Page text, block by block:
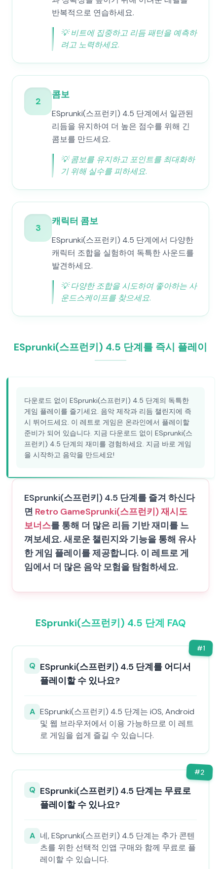
반복적으로 연습하세요.
💡비트에 집중하고 리듬 패턴을 예측하
려고 노력하세요.
2
콤보
ESprunki(스프런키) 4.5 단계에서 일관된
리듬을 유지하여 더 높은 점수를 위해 긴
콤보를 만드세요.
💡콤보를 유지하고 포인트를 최대화하
기 위해 실수를 피하세요.
3
캐릭터 콤보
ESprunki(스프런키) 4.5 단계에서 다양한
캐릭터 조합을 실험하여 독특한 사운드를
발견하세요.
💡다양한 조합을 시도하여 좋아하는 사
운드스케이프를 찾으세요.
ESprunki(스프런키) 4.5 단계를 즉시 플레이
다운로드 없이 ESprunki(스프런키) 4.5 단계의 독특한
게임 플레이를 즐기세요. 음악 제작과 리듬 챌린지에 즉
시 뛰어드세요. 이 레트로 게임은 온라인에서 플레이할
준비가 되어 있습니다. 지금 다운로드 없이 ESprunki(스
프런키) 4.5 단계의 재미를 경험하세요. 지금 바로 게임
을 시작하고 음악을 만드세요!
ESprunki(스프런키) 4.5 단계를 즐겨 하신다
면 Retro GameSprunki(스프런키) 재시도
보너스를 통해 더 많은 리듬 기반 재미를 느
껴보세요. 새로운 챌린지와 기능을 통해 유사
한 게임 플레이를 제공합니다. 이 레트로 게
임에서 더 많은 음악 모험을 탐험하세요.
ESprunki(스프런키) 4.5 단계 FAQ
#1
Q ESprunki(스프런키) 4.5 단계를 어디서
플레이할 수 있나요?
A ESprunki(스프런키) 4.5 단계는 iOS, Android
및 웹 브라우저에서 이용 가능하므로 이 레트
로 게임을 쉽게 즐길 수 있습니다.
#2
Q ESprunki(스프런키) 4.5 단계는 무료로
플레이할 수 있나요?
A 네, ESprunki(스프런키) 4.5 단계는 추가 콘텐
츠를 위한 선택적 인앱 구매와 함께 무료로 플
레이할 수 있습니다.